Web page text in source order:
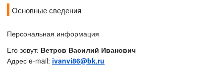
Основные сведения
Персональная информация
Его зовут: Ветров Василий Иванович
Адрес e-mail: ivanvi86@bk.ru